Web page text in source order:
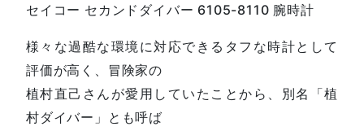
セイコー セカンドダイバー 6105-8110 腕時計
様々な過酷な環境に対応できるタフな時計として
評価が高く、冒険家の
植村直己さんが愛用していたことから、別名「植
村ダイバー」とも呼ば